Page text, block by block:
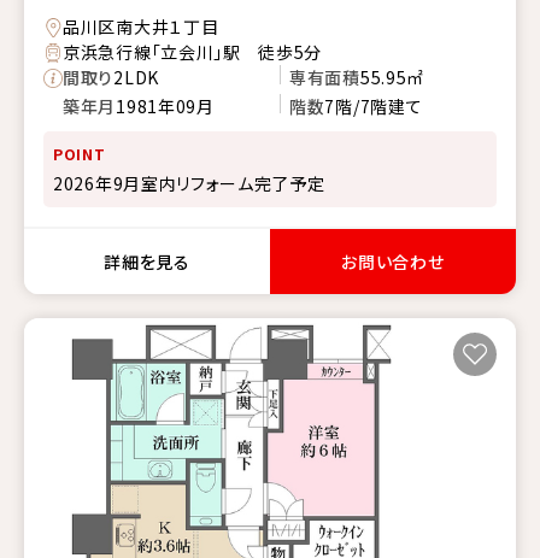
品川区南大井１丁目
京浜急行線「立会川」駅 徒歩5分
間取り2LDK 専有面積55.95㎡
築年月 1981年09月 階数7階/7階建て
POINT
2026年9月室内リフォーム完了予定
詳細を見る お問い合わせ